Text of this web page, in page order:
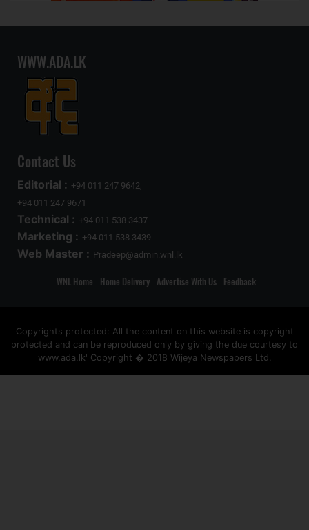
WWW.ADA.LK
Contact Us
Editorial : +94 011 247 9642,
+94 011 247 9671
Technical : +94 011 538 3437
Marketing : +94 011 538 3439
Web Master : Pradeep@admin.wnl.lk
WNL Home Home Delivery Advertise With Us Feedback
Copyrights protected: All the content on this website is copyright
protected and can be reproduced only by giving the due courtesy to
www.ada.lk' Copyright � 2018 Wijeya Newspapers Ltd.